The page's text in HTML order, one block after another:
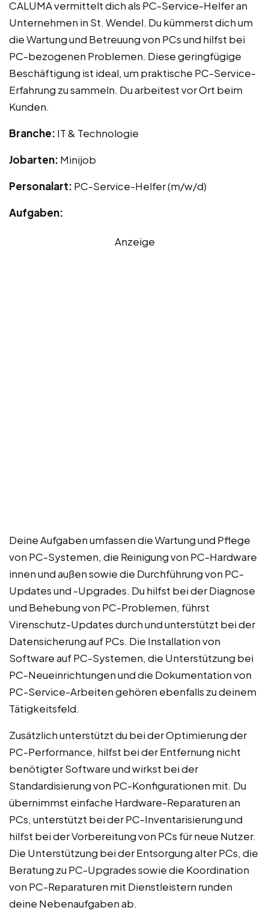
CALUMA vermittelt dich als PC-Service-Helfer an
Unternehmen in St. Wendel. Du kümmerst dich um
die Wartung und Betreuung von PCs und hilfst bei
PC-bezogenen Problemen. Diese geringfügige
Beschäftigung ist ideal, um praktische PC-Service-
Erfahrung zu sammeln. Du arbeitest vor Ort beim
Kunden.
Branche: IT & Technologie
Jobarten: Minijob
Personalart: PC-Service-Helfer (m/w/d)
Aufgaben:
Anzeige
Deine Aufgaben umfassen die Wartung und Pflege
von PC-Systemen, die Reinigung von PC-Hardware
innen und außen sowie die Durchführung von PC-
Updates und -Upgrades. Du hilfst bei der Diagnose
und Behebung von PC-Problemen, führst
Virenschutz-Updates durch und unterstützt bei der
Datensicherung auf PCs. Die Installation von
Software auf PC-Systemen, die Unterstützung bei
PC-Neueinrichtungen und die Dokumentation von
PC-Service-Arbeiten gehören ebenfalls zu deinem
Tätigkeitsfeld.
Zusätzlich unterstützt du bei der Optimierung der
PC-Performance, hilfst bei der Entfernung nicht
benötigter Software und wirkst bei der
Standardisierung von PC-Konfigurationen mit. Du
übernimmst einfache Hardware-Reparaturen an
PCs, unterstützt bei der PC-Inventarisierung und
hilfst bei der Vorbereitung von PCs für neue Nutzer.
Die Unterstützung bei der Entsorgung alter PCs, die
Beratung zu PC-Upgrades sowie die Koordination
von PC-Reparaturen mit Dienstleistern runden
deine Nebenaufgaben ab.